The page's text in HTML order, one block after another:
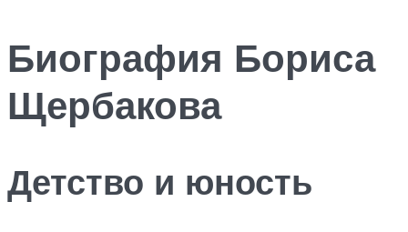
Биография Бориса
Щербакова
Детство и юность